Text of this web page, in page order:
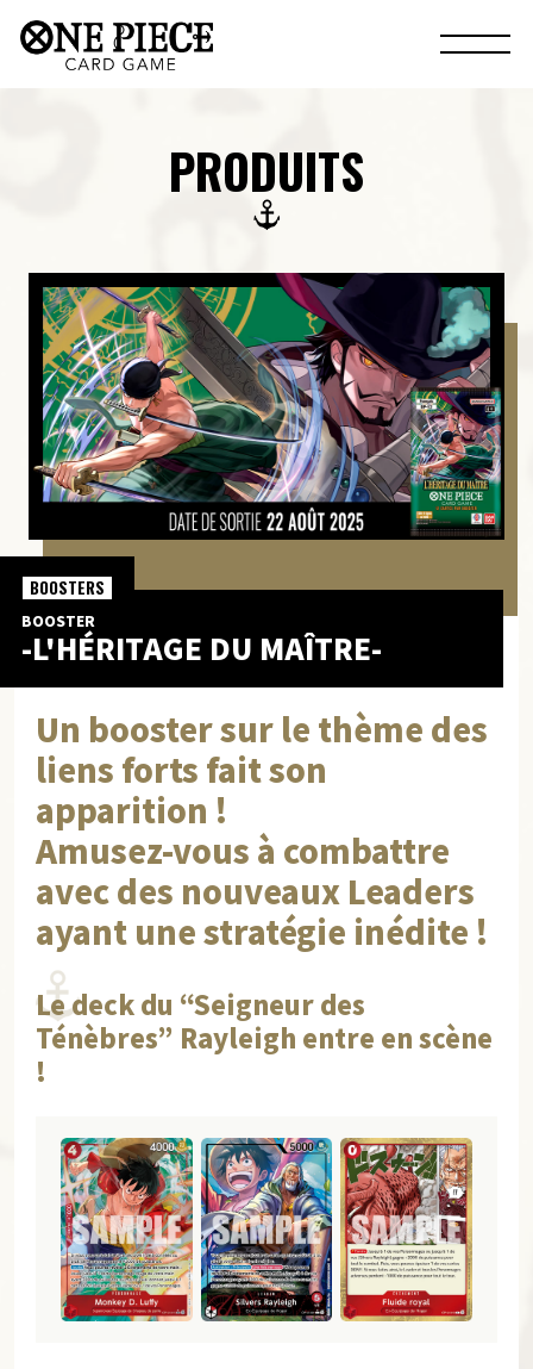
PRODUITS
BOOSTER
-L'HÉRITAGE DU MAÎTRE-
BOOSTERS
Un booster sur le thème des
liens forts fait son
apparition !
Amusez-vous à combattre
avec des nouveaux Leaders
ayant une stratégie inédite !
Le deck du “Seigneur des
Ténèbres” Rayleigh entre en scène
!